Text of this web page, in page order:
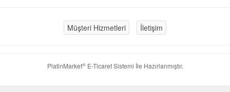
Müşteri Hizmetleri İletişim
PlatinMarket®E-Ticaret Sistemi İle Hazırlanmıştır.